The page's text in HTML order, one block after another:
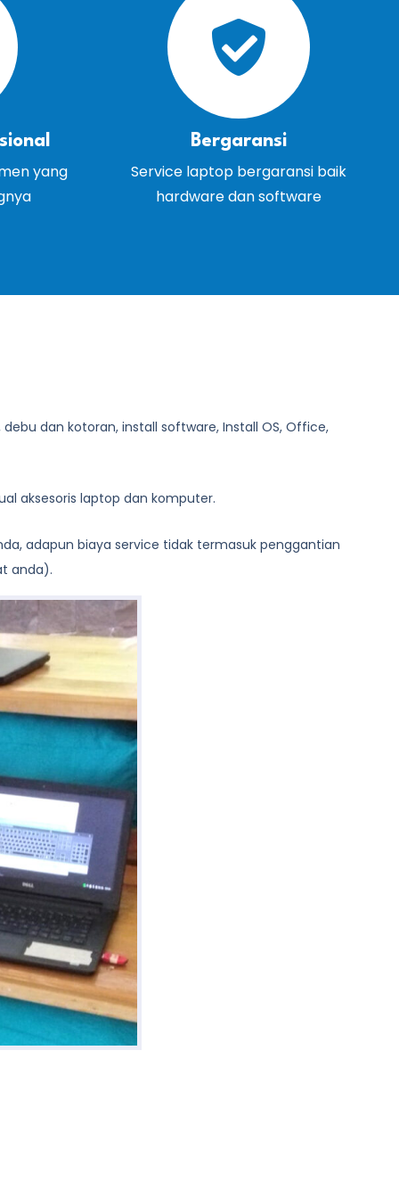
yang
Bergaransi
Service laptop bergaransi baik
hardware dan software
dan kotoran, install software, Install OS, Office,
aksesoris laptop dan komputer.
adapun biaya service tidak termasuk penggantian
anda).